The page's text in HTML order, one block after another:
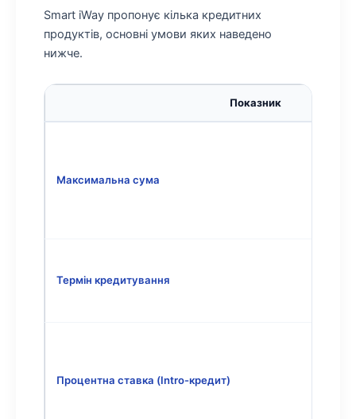
Smart iWay пропонує кілька кредитних
продуктів, основні умови яких наведено
нижче.
Показник
Максимальна сума
Термін кредитування
Процентна ставка (Intro-кредит)